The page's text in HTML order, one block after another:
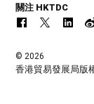
關注 HKTDC
© 2026
香港貿易發展局版